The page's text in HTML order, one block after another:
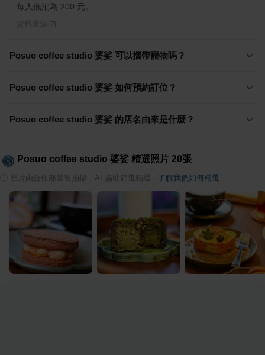
每人低消為 200 元。
Posuo coffee studio 婆娑 可以攜帶寵物嗎？
Posuo coffee studio 婆娑 如何預約訂位？
Posuo coffee studio 婆娑 的店名由來是什麼？
Posuo coffee studio 婆娑 精選照片 20張
照片由合作部落客拍攝，AI 協助篩選精選 了解我們如何精選